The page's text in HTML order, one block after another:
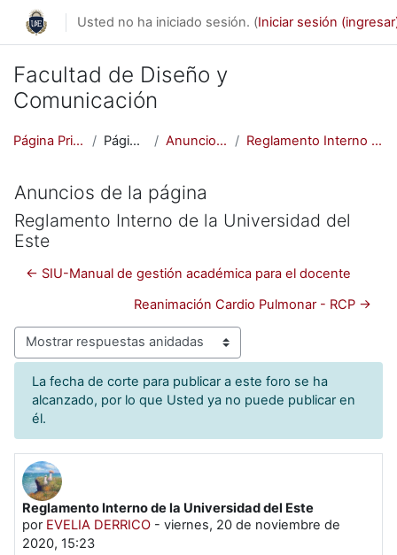
Saltar al contenido principal
Usted no ha iniciado sesión. (Iniciar sesión
Facultad de Diseño y
Comunicación
Página Principal (home) Páginas del sitio Anuncios de la página Reglamento Interno de la Universidad del Este
Anuncios de la página
Reglamento Interno de la Universidad del
Este
← SIU-Manual de gestión académica para el docente
Reanimación Cardio Pulmonar - RCP →
Modo de visualización
La fecha de corte para publicar a este foro se ha
alcanzado, por lo que Usted ya no puede publicar en
él.
Reglamento Interno de la Universidad del Este
por EVELIA DERRICO - viernes, 20 de noviembre de
2020, 15:23
Número de respuestas: 0